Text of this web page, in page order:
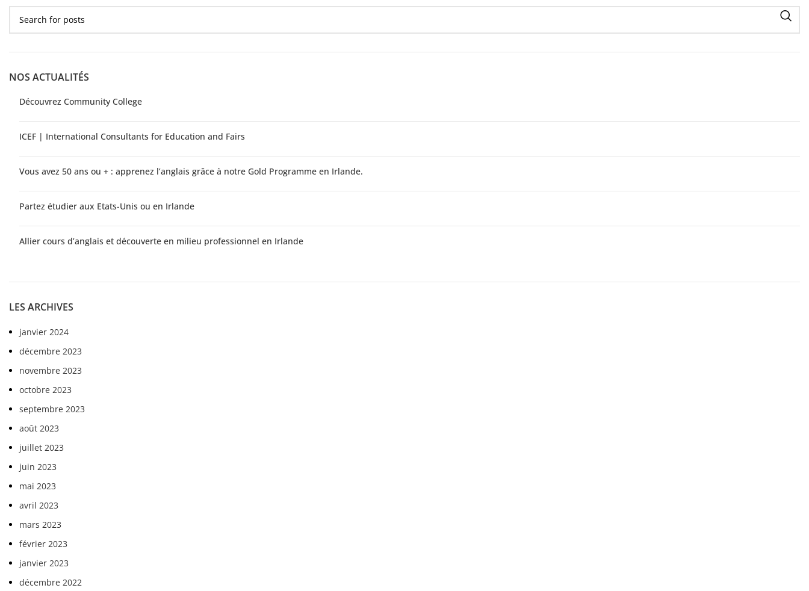
NOS ACTUALITÉS
Découvrez Community College
ICEF | International Consultants for Education and Fairs
Vous avez 50 ans ou + : apprenez l’anglais grâce à notre Gold Programme en Irlande.
Partez étudier aux Etats-Unis ou en Irlande
Allier cours d’anglais et découverte en milieu professionnel en Irlande
LES ARCHIVES
janvier 2024
décembre 2023
novembre 2023
octobre 2023
septembre 2023
août 2023
juillet 2023
juin 2023
mai 2023
avril 2023
mars 2023
février 2023
janvier 2023
décembre 2022